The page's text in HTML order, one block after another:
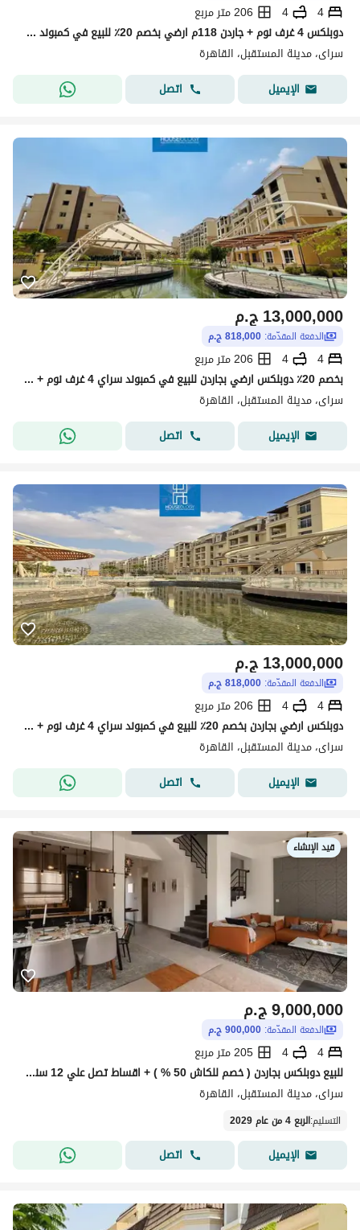
4
4
206 متر مربع
دوبلكس 4 غرف نوم + جاردن 118م ارضي بخصم 20٪ للبيع في كمبوند سراي بمقدم 818 الف Sarai New Cairo
سراى، مدينة المستقبل، القاهرة
الإيميل
اتصل
ج.م13,000,000
الدفعة المقدّمة: 818,000 ج.م
4
4
206 متر مربع
بخصم 20٪ دوبلكس ارضي بجاردن للبيع في كمبوند سراي 4 غرف نوم + جاردن 118م بمقدم 818 الف Sarai New Cairo
سراى، مدينة المستقبل، القاهرة
الإيميل
اتصل
ج.م13,000,000
الدفعة المقدّمة: 818,000 ج.م
4
4
206 متر مربع
دوبلكس ارضي بجاردن بخصم 20٪ للبيع في كمبوند سراي 4 غرف نوم + جاردن 118م بمقدم 818 الف Sarai New Cairo
سراى، مدينة المستقبل، القاهرة
الإيميل
اتصل
قيد الإنشاء
ج.م9,000,000
الدفعة المقدّمة: 900,000 ج.م
4
4
205 متر مربع
للبيع دوبلكس بجاردن ( خصم للكاش 50 % ) + اقساط تصل علي 12 سنه بجوار مدينتي في سراي Sarai
سراى، مدينة المستقبل، القاهرة
التسليم:الربع 4 من عام 2029
الإيميل اتصل